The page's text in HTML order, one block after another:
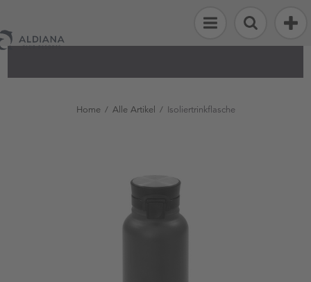
Home / Alle Artikel / Isoliertrinkflasche